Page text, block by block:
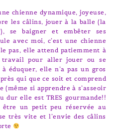
chienne dynamique, joyeuse,
les câlins, jouer à la balle (la
se baigner et embêter ses
avec moi, c’est une chienne
pas, elle attend patiemment à
pour aller jouer ou se
éduquer, elle n’a pas un gros
qui que ce soit et comprend
(même si apprendre à s’asseoir
dur elle est TRES gourmande!!
être un petit peu réservée au
très vite et l’envie des câlins